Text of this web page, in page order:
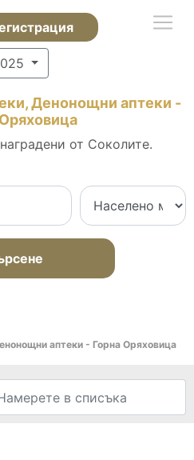
Денонощни аптеки -
от Соколите.
аптеки - Горна Оряховица